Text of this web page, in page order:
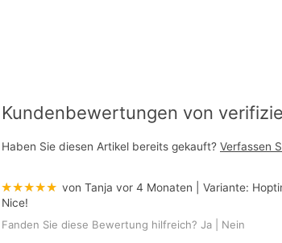
Kundenbewertungen von
Haben Sie diesen Artikel bereits gekauft? Verfassen
★★★★★ von Tanja vor 4 Monaten | Variante:
Nice!
Fanden Sie diese Bewertung hilfreich? Ja Nein